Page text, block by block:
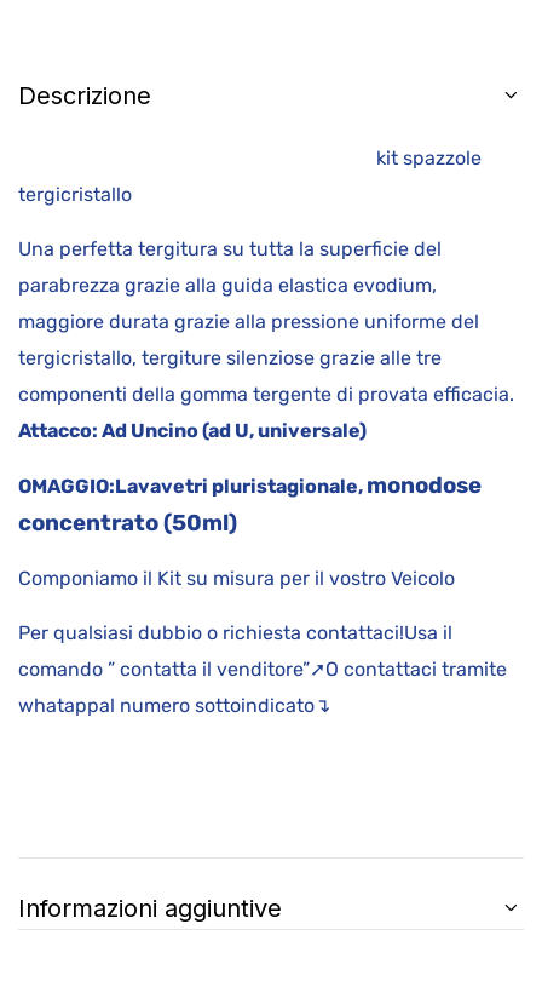
Descrizione
kit spazzole
tergicristallo
Una perfetta tergitura su tutta la superficie del
parabrezza grazie alla guida elastica evodium,
maggiore durata grazie alla pressione uniforme del
tergicristallo, tergiture silenziose grazie alle tre
componenti della gomma tergente di provata efficacia.
Attacco: Ad Uncino (ad U, universale)
OMAGGIO:Lavavetri pluristagionale, monodose
concentrato (50ml)
Componiamo il Kit su misura per il vostro Veicolo
Per qualsiasi dubbio o richiesta contattaci!Usa il
comando ” contatta il venditore”➚O contattaci tramite
whatappal numero sottoindicato↴
Informazioni aggiuntive